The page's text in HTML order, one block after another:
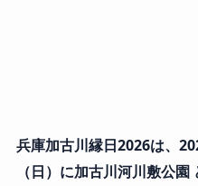
兵庫加古川縁日2026は、
（日）に加古川河川敷公